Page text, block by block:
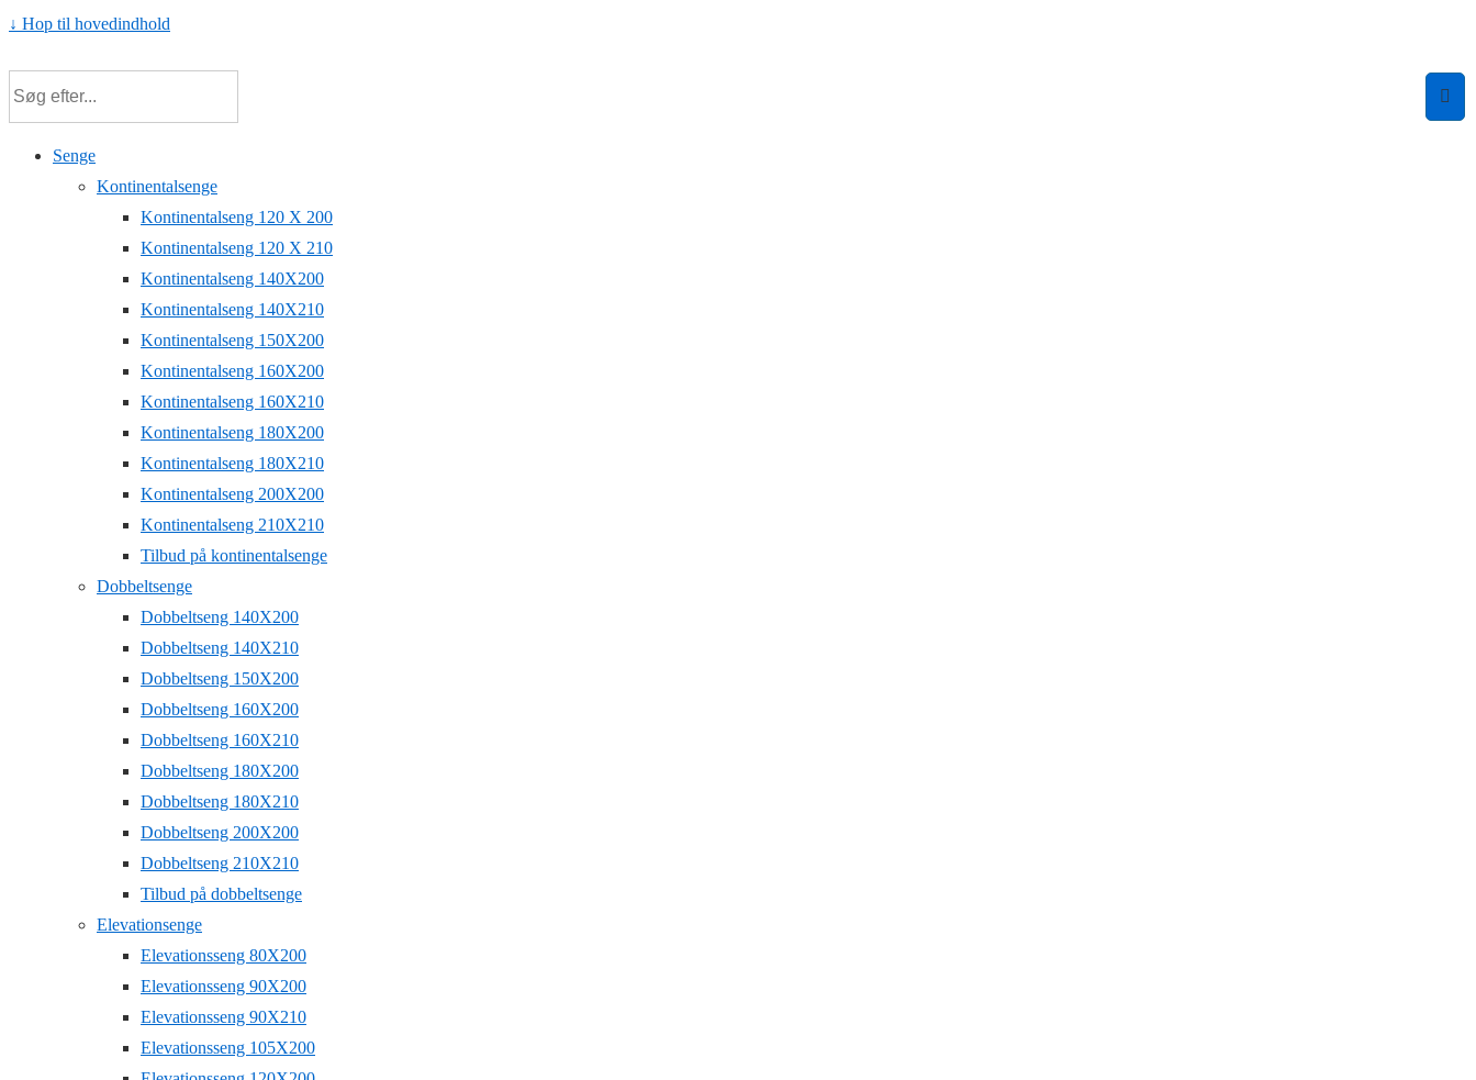
↓ Hop til hovedindhold
Senge
Kontinentalsenge
Kontinentalseng 120 X 200
Kontinentalseng 120 X 210
Kontinentalseng 140X200
Kontinentalseng 140X210
Kontinentalseng 150X200
Kontinentalseng 160X200
Kontinentalseng 160X210
Kontinentalseng 180X200
Kontinentalseng 180X210
Kontinentalseng 200X200
Kontinentalseng 210X210
Tilbud på kontinentalsenge
Dobbeltsenge
Dobbeltseng 140X200
Dobbeltseng 140X210
Dobbeltseng 150X200
Dobbeltseng 160X200
Dobbeltseng 160X210
Dobbeltseng 180X200
Dobbeltseng 180X210
Dobbeltseng 200X200
Dobbeltseng 210X210
Tilbud på dobbeltsenge
Elevationsenge
Elevationsseng 80X200
Elevationsseng 90X200
Elevationsseng 90X210
Elevationsseng 105X200